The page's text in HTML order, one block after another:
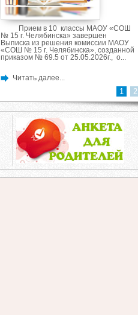
Прием в 10 классы МАОУ «СОШ
№ 15 г. Челябинска» завершен
Выписка из решения комиссии МАОУ
«СОШ № 15 г. Челябинска», созданной
приказом № 69.5 от 25.05.2026г., о...
Читать далее...
1 2